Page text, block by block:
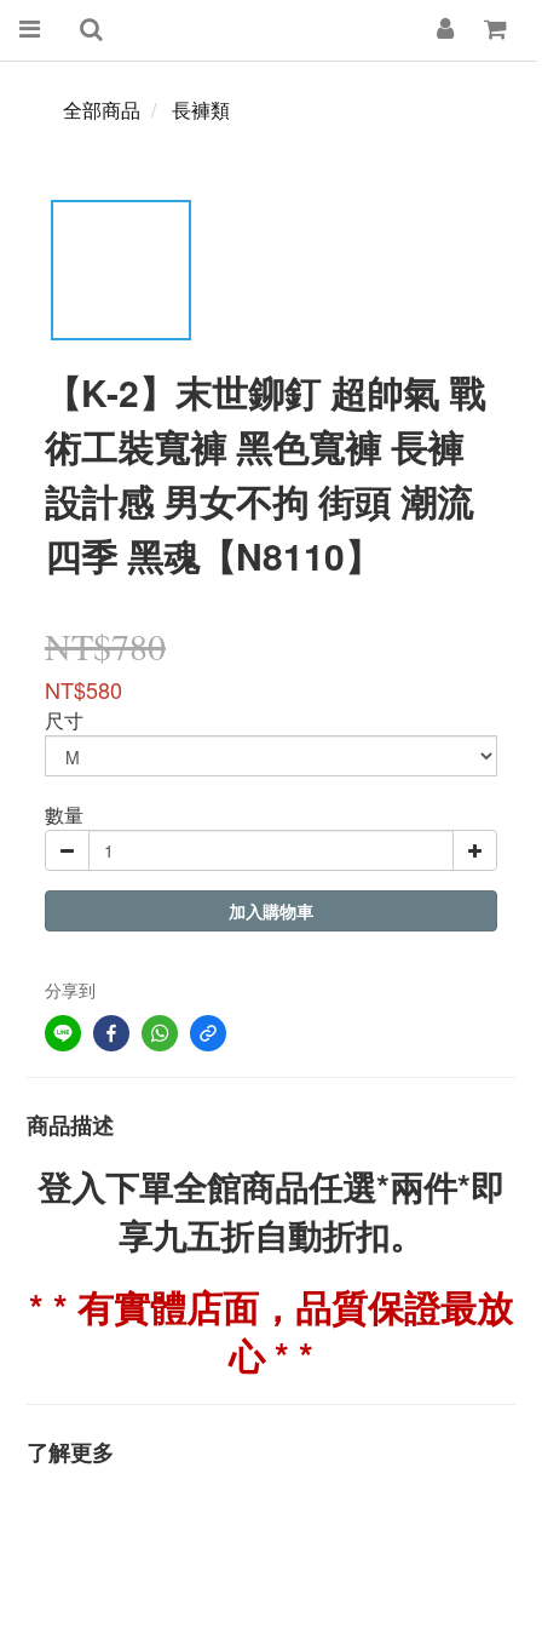
全部商品 長褲類
【K-2】末世鉚釘 超帥氣 戰
術工裝寬褲 黑色寬褲 長褲
設計感 男女不拘 街頭 潮流
四季 黑魂【N8110】
NT$780
NT$580
尺寸
數量
加入購物車
分享到
商品描述
登入下單全館商品任選*兩件*即
享九五折自動折扣。
* * 有實體店面，品質保證最放
心 * *
了解更多